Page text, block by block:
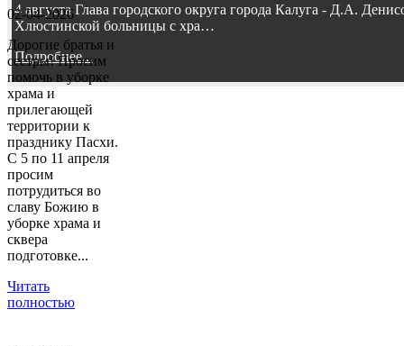
4 августа Глава городского округа города Калуга - Д.А.
Хлюстинской больницы с хра…
Подробнее...
02-04-2026
Дорогие братья и
сестры! Просим
помочь в уборке
храма и
прилегающей
территории к
празднику Пасхи.
С 5 по 11 апреля
просим
потрудиться во
славу Божию в
уборке храма и
сквера
подготовке...
Читать
полностью